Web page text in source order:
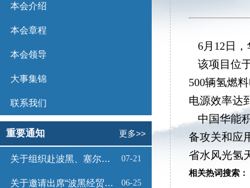
本会介绍
本会章程
本会领导
大事集锦
联系我们
重要通知 更多>>
关于组织赴波黑、塞尔维亚商务考察的函 07-21
关于邀请出席“波黑经贸投资推介会”的函 06-25
6月12日，
该项目位
500辆氢燃
电源效率达
中国华能
备攻关和应
省水风光氢
相关热词搜索：